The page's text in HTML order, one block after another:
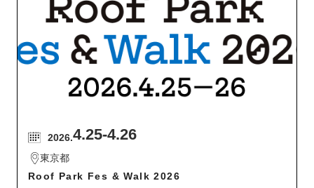
2026.4.25-4.26
東京都
Roof Park Fes & Walk 2026